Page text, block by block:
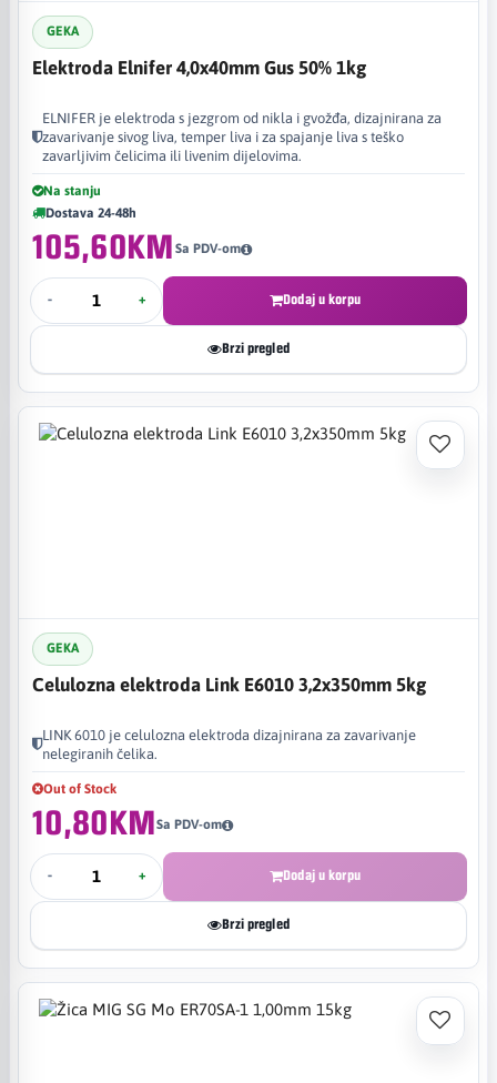
GEKA
Elektroda Elnifer 4,0x40mm Gus 50% 1kg
ELNIFER je elektroda s jezgrom od nikla i gvožđa, dizajnirana za
zavarivanje sivog liva, temper liva i za spajanje liva s teško
zavarljivim čelicima ili livenim dijelovima. ​
Na stanju
Dostava 24-48h
105,60KM Sa PDV-om
- + Dodaj u korpu
Brzi pregled
GEKA
Celulozna elektroda Link E6010 3,2x350mm 5kg
LINK 6010 je celulozna elektroda dizajnirana za zavarivanje
nelegiranih čelika.​
Out of Stock
10,80KMSa PDV-om
- + Dodaj u korpu
Brzi pregled